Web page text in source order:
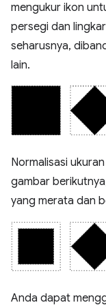
mengukur ikon
persegi dan
seharusnya,
lain.
Normalisasi
gambar
yang merata dan
Anda dapat